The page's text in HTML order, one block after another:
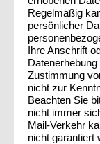
Regelmäßig
persönlicher
Ihre Anschrift
Zustimmung
nicht zur
Beachten Sie
nicht immer
Mail-Verkehr
nicht garantiert